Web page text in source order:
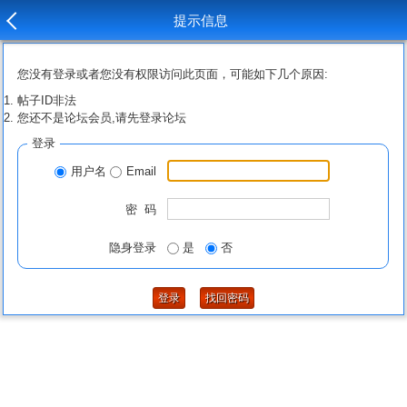
提示信息
您没有登录或者您没有权限访问此页面，可能如下几个原因:
帖子ID非法
您还不是论坛会员,请先登录论坛
登录
用户名 Email
密 码
隐身登录 是 否